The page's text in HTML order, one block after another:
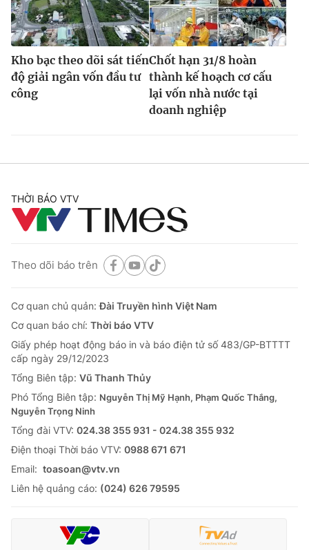
Kho bạc theo dõi sát tiến
độ giải ngân vốn đầu tư
công
Chốt hạn 31/8 hoàn
thành kế hoạch cơ cấu
lại vốn nhà nước tại
doanh nghiệp
THỜI BÁO VTV
Theo dõi báo trên
Cơ quan chủ quản:Đài Truyền hình Việt Nam
Cơ quan báo chí: Thời báo VTV
Giấy phép hoạt động báo in và báo điện tử số 483/GP-BTTTT
cấp ngày 29/12/2023
Tổng Biên tập: Vũ Thanh Thủy
Phó Tổng Biên tập: Nguyễn Thị Mỹ Hạnh, Phạm Quốc Thắng,
Nguyễn Trọng Ninh
Tổng đài VTV: 024.38 355 931 - 024.38 355 932
Ðiện thoại Thời báo VTV: 0988 671 671
Email: toasoan@vtv.vn
Liên hệ quảng cáo: (024) 626 79595